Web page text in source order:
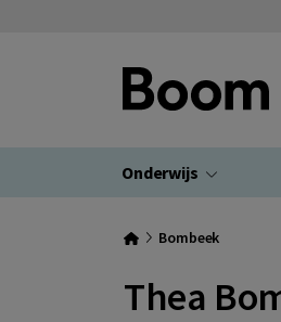
Onderwijs
Bombeek
Thea